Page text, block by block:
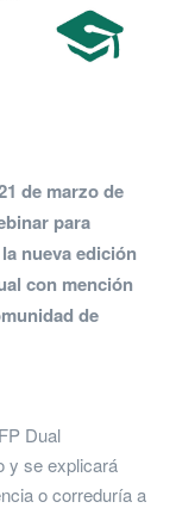
de marzo de
para
nueva edición
con mención
de
Dual
y se explicará
o correduría a